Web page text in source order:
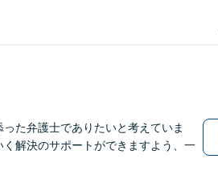
た弁護士でありたいと考えていま
解決のサポートができますよう、一